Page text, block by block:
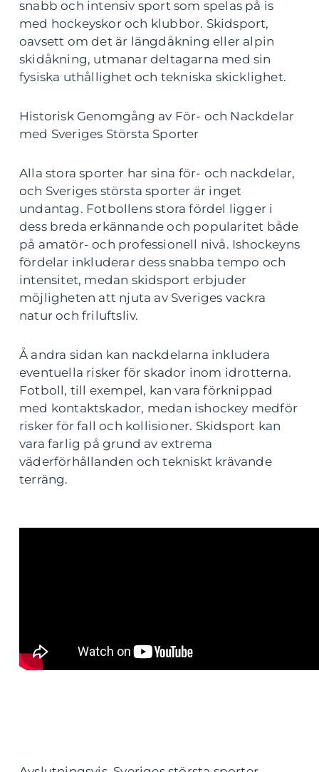
snabb och intensiv sport som spelas på is
med hockeyskor och klubbor. Skidsport,
oavsett om det är längdåkning eller alpin
skidåkning, utmanar deltagarna med sin
fysiska uthållighet och tekniska skicklighet.
Historisk Genomgång av För- och Nackdelar
med Sveriges Största Sporter
Alla stora sporter har sina för- och nackdelar,
och Sveriges största sporter är inget
undantag. Fotbollens stora fördel ligger i
dess breda erkännande och popularitet både
på amatör- och professionell nivå. Ishockeyns
fördelar inkluderar dess snabba tempo och
intensitet, medan skidsport erbjuder
möjligheten att njuta av Sveriges vackra
natur och friluftsliv.
Å andra sidan kan nackdelarna inkludera
eventuella risker för skador inom idrotterna.
Fotboll, till exempel, kan vara förknippad
med kontaktskador, medan ishockey medför
risker för fall och kollisioner. Skidsport kan
vara farlig på grund av extrema
väderförhållanden och tekniskt krävande
terräng.